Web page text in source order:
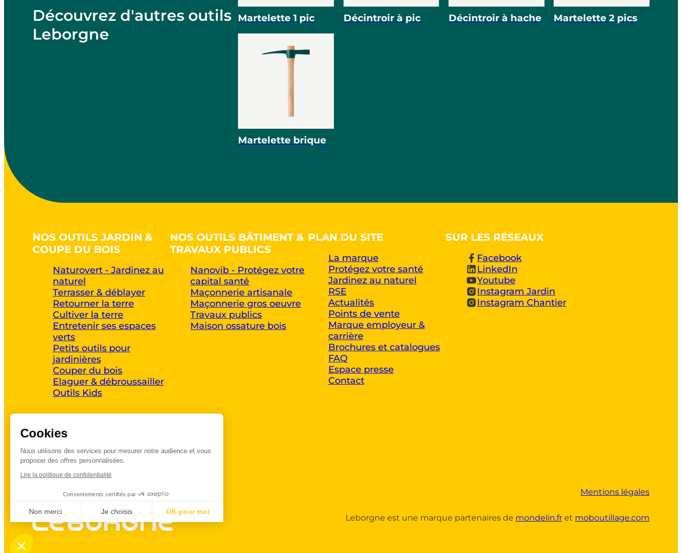
Découvrez d'autres outils
Leborgne
Martelette 1 pic Décintroir à pic Décintroir à hache Martelette 2 pics
Martelette brique
NOS OUTILS JARDIN &
COUPE DU BOIS
Naturovert - Jardinez au
naturel
Terrasser & déblayer
Retourner la terre
Cultiver la terre
Entretenir ses espaces
verts
Petits outils pour
jardinières
Couper du bois
Elaguer & débroussailler
Outils Kids
NOS OUTILS BÂTIMENT &
TRAVAUX PUBLICS
Nanovib - Protégez votre
capital santé
Maçonnerie artisanale
Maçonnerie gros oeuvre
Travaux publics
Maison ossature bois
PLAN DU SITE
La marque
Protégez votre santé
Jardinez au naturel
RSE
Actualités
Points de vente
Marque employeur &
carrière
Brochures et catalogues
FAQ
Espace presse
Contact
SUR LES RÉSEAUX
Facebook
LinkedIn
Youtube
Instagram Jardin
Instagram Chantier
Mentions légales
Leborgne est une marque partenaires de mondelin.fr et moboutillage.com
Cookies
Nous utilisons des services pour mesurer notre audience et vous
proposer des offres personnalisées.
Lire la politique de confidentialité
Consentements certifiés par
Non merci Je choisis OK pour moi
Axeptio consent
Plateforme de Gestion du Consentement : Personnalisez vos Options